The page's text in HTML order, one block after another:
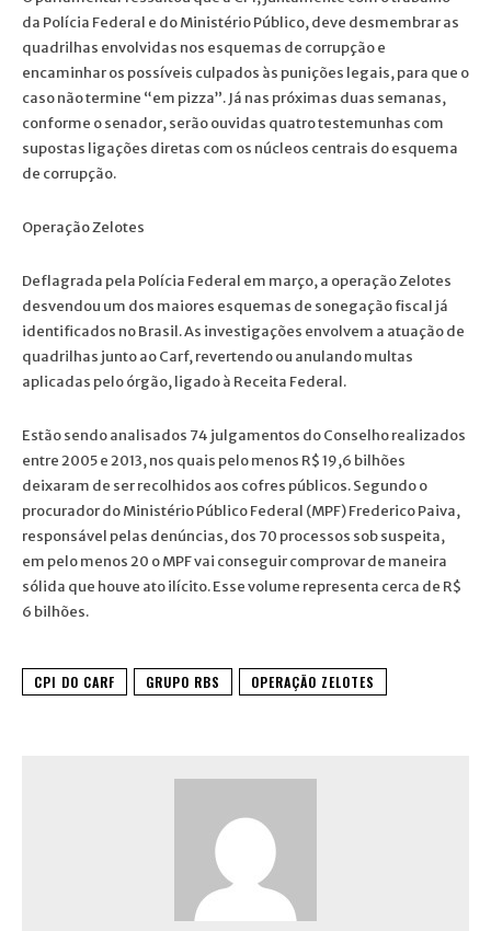
da Polícia Federal e do Ministério Público, deve desmembrar as
quadrilhas envolvidas nos esquemas de corrupção e
encaminhar os possíveis culpados às punições legais, para que o
caso não termine “em pizza”. Já nas próximas duas semanas,
conforme o senador, serão ouvidas quatro testemunhas com
supostas ligações diretas com os núcleos centrais do esquema
de corrupção.
Operação Zelotes
Deflagrada pela Polícia Federal em março, a operação Zelotes
desvendou um dos maiores esquemas de sonegação fiscal já
identificados no Brasil. As investigações envolvem a atuação de
quadrilhas junto ao Carf, revertendo ou anulando multas
aplicadas pelo órgão, ligado à Receita Federal.
Estão sendo analisados 74 julgamentos do Conselho realizados
entre 2005 e 2013, nos quais pelo menos R$ 19,6 bilhões
deixaram de ser recolhidos aos cofres públicos. Segundo o
procurador do Ministério Público Federal (MPF) Frederico Paiva,
responsável pelas denúncias, dos 70 processos sob suspeita,
em pelo menos 20 o MPF vai conseguir comprovar de maneira
sólida que houve ato ilícito. Esse volume representa cerca de R$
6 bilhões.
CPI DO CARF GRUPO RBS OPERAÇÃO ZELOTES